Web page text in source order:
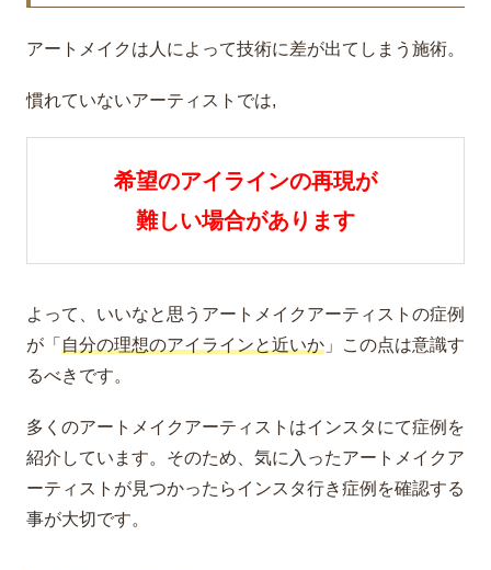
アートメイクは人によって技術に差が出てしまう施術。
慣れていないアーティストでは,
希望のアイラインの再現が
難しい場合があります
よって、いいなと思うアートメイクアーティストの症例
が「 自分の理想のアイラインと近いか 」この点は意識す
るべきです。
多くのアートメイクアーティストはインスタにて症例を
紹介しています。そのため、気に入ったアートメイクア
ーティストが見つかったらインスタ行き症例を確認する
事が大切です。